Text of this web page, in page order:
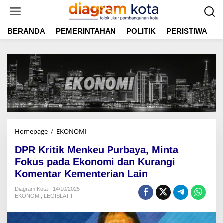
t
BERANDA PEMERINTAHAN POLITIK PERISTIWA
Homepage / EKONOMI
R
K
i
M
DPR Kritik Menkeu Purbaya, Minta
Fokus pada Ekonomi dan Kurangi
Komentar Kementerian Lain
Diagram Kota
14/10/2025
EKONOMI
LEGISLATIF